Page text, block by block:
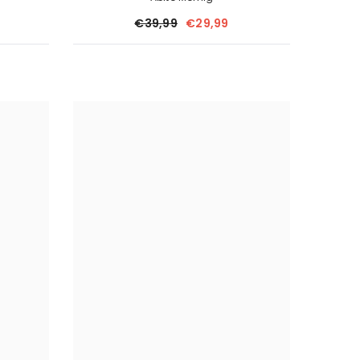
€39,99 €29,99